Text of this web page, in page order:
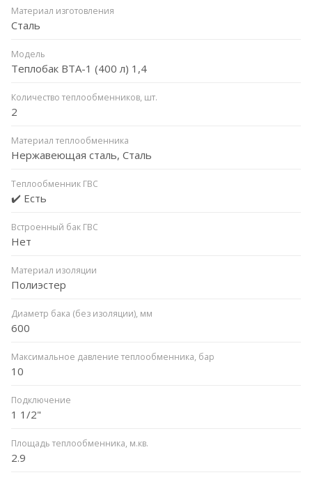
Материал изготовления
Сталь
Модель
Теплобак ВТА-1 (400 л) 1,4
Количество теплообменников, шт.
2
Материал теплообменника
Нержавеющая сталь, Сталь
Теплообменник ГВС
✔️ Есть
Встроенный бак ГВС
Нет
Материал изоляции
Полиэстер
Диаметр бака (без изоляции), мм
600
Максимальное давление теплообменника, бар
10
Подключение
1 1/2"
Площадь теплообменника, м.кв.
2.9